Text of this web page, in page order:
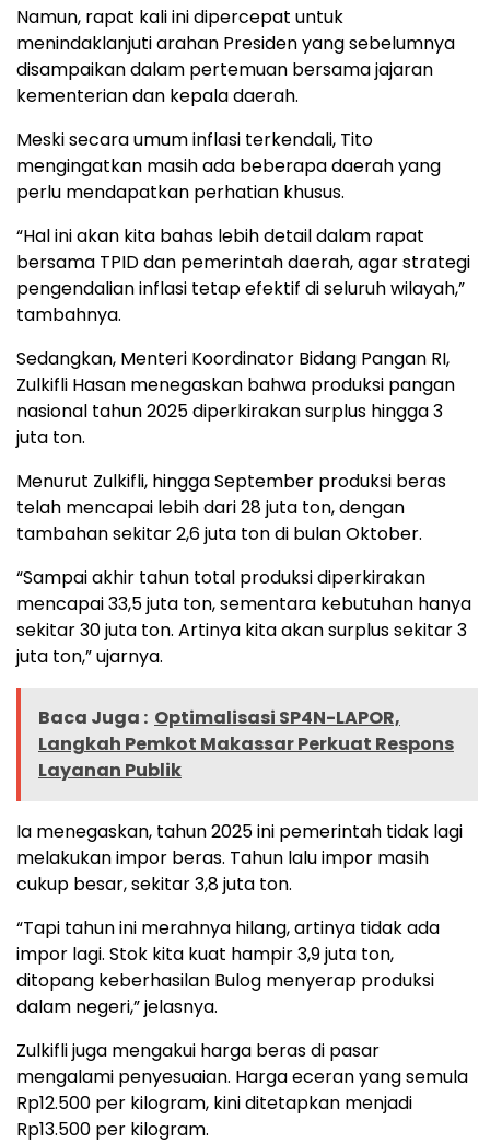
Namun, rapat kali ini dipercepat untuk
menindaklanjuti arahan Presiden yang sebelumnya
disampaikan dalam pertemuan bersama jajaran
kementerian dan kepala daerah.
Meski secara umum inflasi terkendali, Tito
mengingatkan masih ada beberapa daerah yang
perlu mendapatkan perhatian khusus.
“Hal ini akan kita bahas lebih detail dalam rapat
bersama TPID dan pemerintah daerah, agar strategi
pengendalian inflasi tetap efektif di seluruh wilayah,”
tambahnya.
Sedangkan, Menteri Koordinator Bidang Pangan RI,
Zulkifli Hasan menegaskan bahwa produksi pangan
nasional tahun 2025 diperkirakan surplus hingga 3
juta ton.
Menurut Zulkifli, hingga September produksi beras
telah mencapai lebih dari 28 juta ton, dengan
tambahan sekitar 2,6 juta ton di bulan Oktober.
“Sampai akhir tahun total produksi diperkirakan
mencapai 33,5 juta ton, sementara kebutuhan hanya
sekitar 30 juta ton. Artinya kita akan surplus sekitar 3
juta ton,” ujarnya.
Baca Juga : Optimalisasi SP4N-LAPOR,
Langkah Pemkot Makassar Perkuat Respons
Layanan Publik
Ia menegaskan, tahun 2025 ini pemerintah tidak lagi
melakukan impor beras. Tahun lalu impor masih
cukup besar, sekitar 3,8 juta ton.
“Tapi tahun ini merahnya hilang, artinya tidak ada
impor lagi. Stok kita kuat hampir 3,9 juta ton,
ditopang keberhasilan Bulog menyerap produksi
dalam negeri,” jelasnya.
Zulkifli juga mengakui harga beras di pasar
mengalami penyesuaian. Harga eceran yang semula
Rp12.500 per kilogram, kini ditetapkan menjadi
Rp13.500 per kilogram.